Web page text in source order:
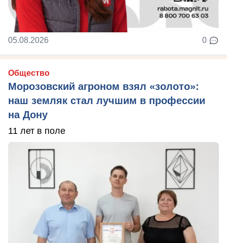
05.08.2026 0
Общество
Морозовский агроном взял «золото»:
наш земляк стал лучшим в профессии
на Дону
11 лет в поле